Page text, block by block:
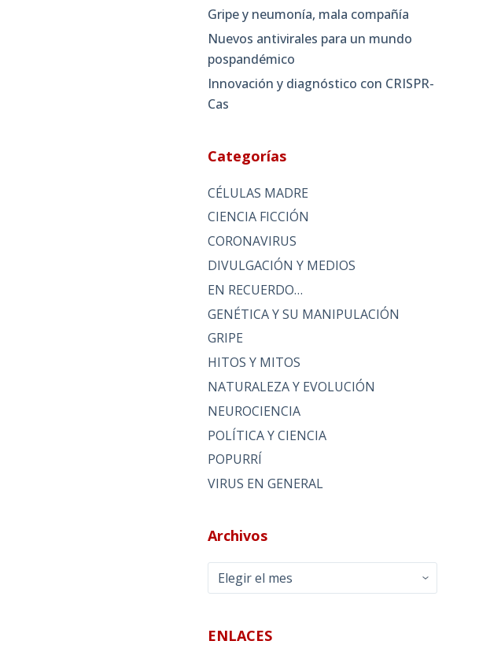
Gripe y neumonía, mala compañía
Nuevos antivirales para un mundo
pospandémico
Innovación y diagnóstico con CRISPR-
Cas
Categorías
CÉLULAS MADRE
CIENCIA FICCIÓN
CORONAVIRUS
DIVULGACIÓN Y MEDIOS
EN RECUERDO…
GENÉTICA Y SU MANIPULACIÓN
GRIPE
HITOS Y MITOS
NATURALEZA Y EVOLUCIÓN
NEUROCIENCIA
POLÍTICA Y CIENCIA
POPURRÍ
VIRUS EN GENERAL
Archivos
Archivos
ENLACES